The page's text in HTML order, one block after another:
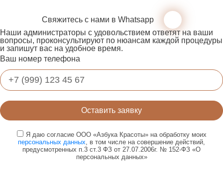
Свяжитесь с нами в Whatsapp
Наши администраторы с удовольствием ответят на ваши
вопросы, проконсультируют по нюансам каждой процедуры
и запишут вас на удобное время.
Ваш номер телефона
Оставить заявку
Я даю согласие ООО «Азбука Красоты» на обработку моих
персональных данных , в том числе на совершение действий,
предусмотренных п.3 ст.3 ФЗ от 27.07.2006г. № 152-ФЗ «О
персональных данных»